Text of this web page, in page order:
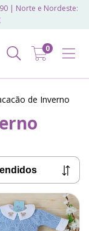
| Norte e Nordeste:
0
de Inverno